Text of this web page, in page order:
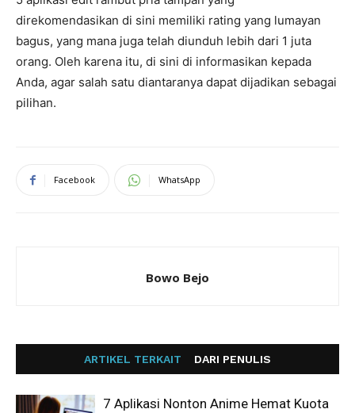
direkomendasikan di sini memiliki rating yang lumayan
bagus, yang mana juga telah diunduh lebih dari 1 juta
orang. Oleh karena itu, di sini di informasikan kepada
Anda, agar salah satu diantaranya dapat dijadikan sebagai
pilihan.
Facebook WhatsApp
Bowo Bejo
ARTIKEL TERKAIT DARI PENULIS
7 Aplikasi Nonton Anime Hemat Kuota